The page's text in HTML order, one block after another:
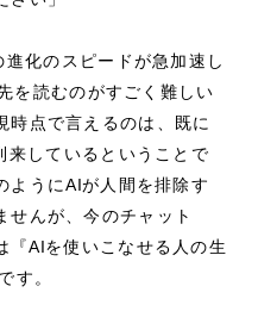
進化のスピードが急加速し
を読むのがすごく難しい
時点で言えるのは、既に
来しているということで
ようにAIが人間を排除す
せんが、今のチャット
『AIを使いこなせる人の生
す。